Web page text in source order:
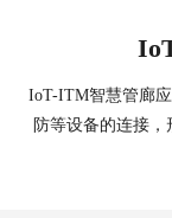
IoT-ITM智慧管廊
防等设备的连接